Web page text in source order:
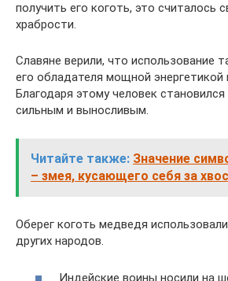
получить его коготь, это считалось
храбрости.
Славяне верили, что использование
его обладателя мощной энергетикой
Благодаря этому человек
сильным и выносливым.
Читайте также: Значение
– змея, кусающего себя за
Оберег коготь медведя
других народов.
Индейские воины носили на